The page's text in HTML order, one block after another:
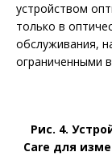
устройством
только в
обслуживания,
ограниченными
Рис. 4.
Care для